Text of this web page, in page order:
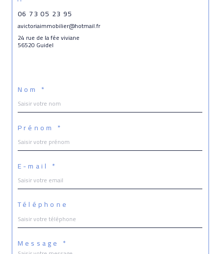
06 73 05 23 95
avictoriaimmobilier@hotmail.fr
24 rue de la fée viviane
56520 Guidel
Nom *
Prénom *
E-mail *
Téléphone
Message *